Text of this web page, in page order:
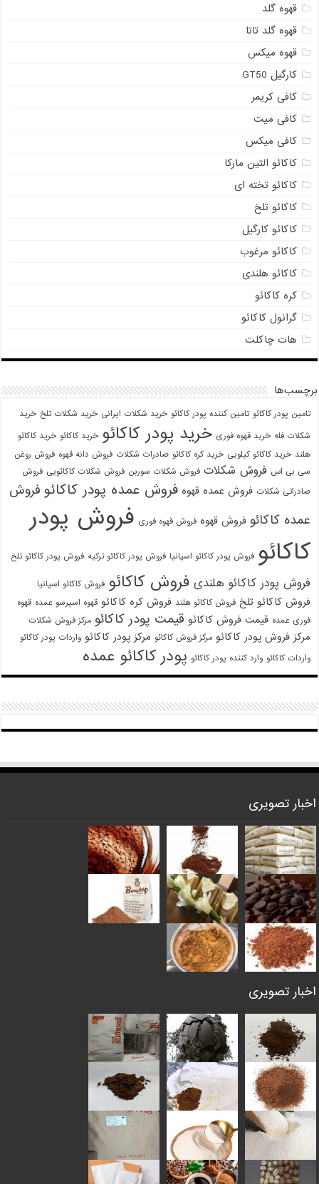
قهوه گلد
قهوه گلد تاتا
قهوه میکس
کارگیل GT50
کافی کریمر
کافی میت
کافی میکس
کاکائو التین مارکا
کاکائو تخته ای
کاکائو تلخ
کاکائو کارگیل
کاکائو مرغوب
کاکائو هلندی
کره کاکائو
گرانول کاکائو
هات چاکلت
برچسب‌ها
تامین پودر کاکائو تامین کننده پودر کاکائو خرید شکلات ایرانی خرید شکلات تلخ خرید
شکلات فله خرید قهوه فوری خرید پودر کاکائو خرید کاکائو خرید کاکائو
هلند خرید کاکائو کیلویی خرید کره کاکائو صادرات شکلات فروش دانه قهوه فروش روغن
سی بی اس فروش شکلات فروش شکلات سوربن فروش شکلات کاکائویی فروش
صادراتی شکلات فروش عمده قهوه فروش عمده پودر کاکائو فروش
عمده کاکائو فروش قهوه فروش قهوه فوری فروش پودر
کاکائو فروش پودر کاکائو اسپانیا فروش پودر کاکائو ترکیه فروش پودر کاکائو تلخ
فروش پودر کاکائو هلندی فروش کاکائو فروش کاکائو اسپانیا
فروش کاکائو تلخ فروش کاکائو هلند فروش کره کاکائو قهوه اسپرسو عمده قهوه
فوری عمده قیمت فروش کاکائو قیمت پودر کاکائو مرکز فروش شکلات
مرکز فروش پودر کاکائو مرکز فروش کاکائو مرکز پودر کاکائو واردات پودر کاکائو
واردات کاکائو وارد کننده پودر کاکائو پودر کاکائو عمده
اخبار تصویری
اخبار تصویری